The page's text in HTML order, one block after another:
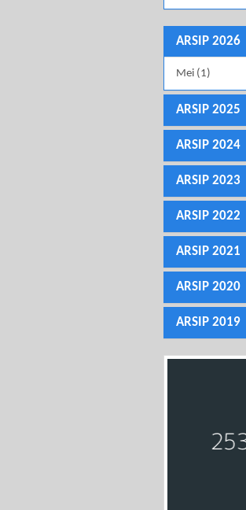
ARSIP 2026
Mei (1)
ARSIP 2025
ARSIP 2024
ARSIP 2023
ARSIP 2022
ARSIP 2021
ARSIP 2020
ARSIP 2019